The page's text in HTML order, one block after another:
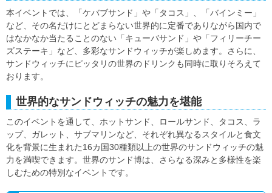
本イベントでは、「ケバブサンド」や「タコス」、「バインミー」
など、その名だけにとどまらない世界的に定番でありながら国内で
はなかなか当たることのない「キューバサンド」や「フィリーチー
ズステーキ」など、多彩なサンドウィッチが楽しめます。さらに、
サンドウィッチにピッタリの世界のドリンクも同時に取りそろえて
おります。
世界的なサンドウィッチの魅力を堪能
このイベントを通して、ホットサンド、ロールサンド、タコス、ラ
ップ、ガレット、サブマリンなど、それぞれ異なるスタイルと食文
化を背景に生まれた16カ国30種類以上の世界のサンドウィッチの魅
力を満喫できます。世界のサンド博は、さらなる深みと多様性を楽
しむための特別なイベントです。